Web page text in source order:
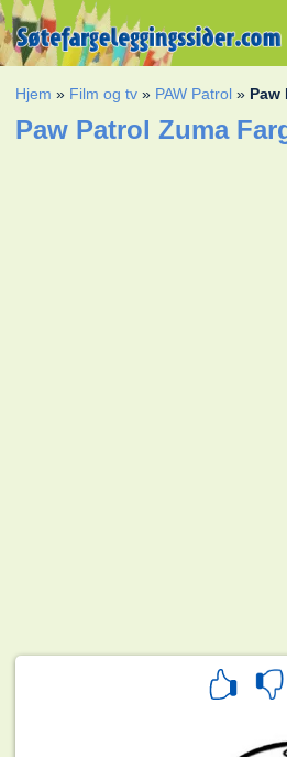
Hjem » Film og tv » PAW Patrol » Paw
Paw Patrol Zuma